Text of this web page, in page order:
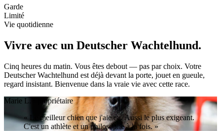
Garde
Limité
Vie quotidienne
Vivre avec un Deutscher Wachtelhund.
Cinq heures du matin. Vous êtes debout — pas par choix. Votre
Deutscher Wachtelhund est déjà devant la porte, jouet en gueule,
regard insistant. Bienvenue dans la vraie vie avec cette race.
Marie L. · propriétaire
« Le meilleur chien que j'aie eu. Aussi le plus exigeant.
C'est un athlète et un philosophe à la fois. »